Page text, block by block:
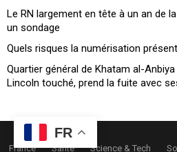
Le RN largement en tête à un an de
un sondage
Quels risques la numérisation
Quartier général de Khatam al-
Lincoln touché, prend la fuite avec
France Santé Science & Tech
FR